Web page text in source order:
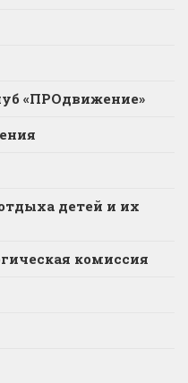
«ПРОдвижение»
детей и их
комиссия